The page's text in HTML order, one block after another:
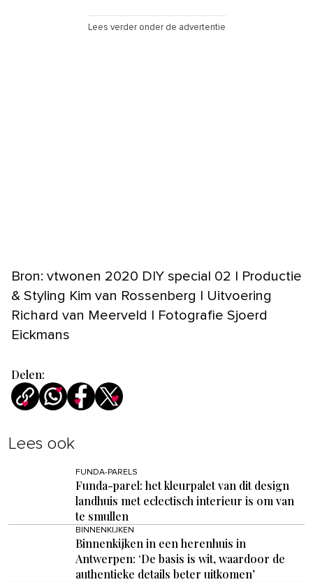
Lees verder onder de advertentie
Bron: vtwonen 2020 DIY special 02 | Productie
& Styling Kim van Rossenberg | Uitvoering
Richard van Meerveld | Fotografie Sjoerd
Eickmans
Delen:
Lees ook
FUNDA-PARELS
Funda-parel: het kleurpalet van dit design
landhuis met eclectisch interieur is om van
te smullen
BINNENKIJKEN
Binnenkijken in een herenhuis in
Antwerpen: ‘De basis is wit, waardoor de
authentieke details beter uitkomen’